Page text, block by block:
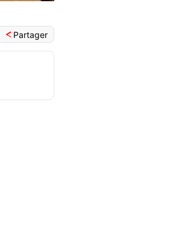
Partager